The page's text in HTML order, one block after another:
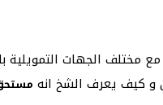
مختلف الجهات التمويلية
كيف يعرف الشخ انه